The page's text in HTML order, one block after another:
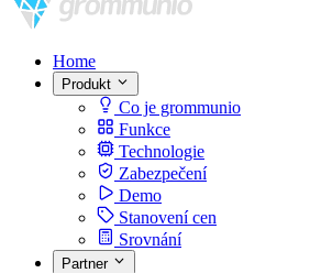
Home
Produkt
Co je grommunio
Funkce
Technologie
Zabezpečení
Demo
Stanovení cen
Srovnání
Partner